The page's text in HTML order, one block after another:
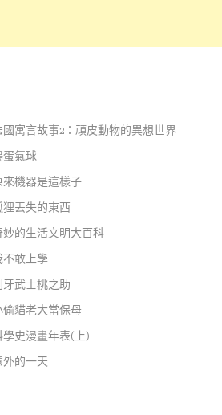
國寓言故事2：頑皮動物的異想世界
蛋氣球
來機器是這樣子
狸丟失的東西
妙的生活文明大百科
不敢上學
牙武士桃之助
偷貓老大當保母
學史漫畫年表(上)
外的一天